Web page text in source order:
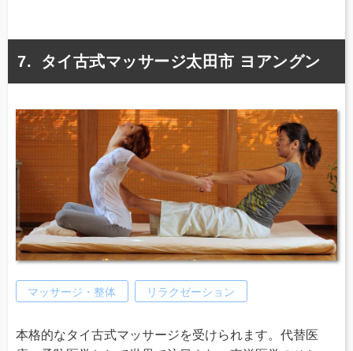
タイ古式マッサージ太田市 ヨアングン
マッサージ・整体 リラクゼーション
本格的なタイ古式マッサージを受けられます。代替医